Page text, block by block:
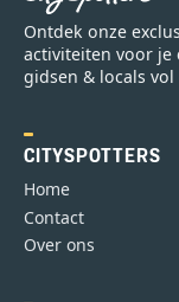
Ontdek onze
activiteiten voor je
gidsen & locals
CITYSPOTTERS
Home
Contact
Over ons